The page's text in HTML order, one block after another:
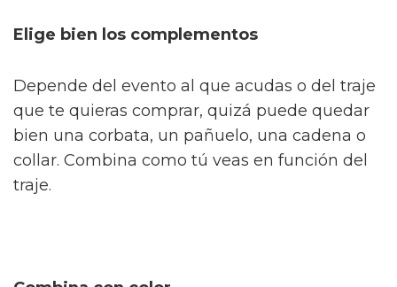
Elige bien los complementos
Depende del evento al que acudas o del traje
que te quieras comprar, quizá puede quedar
bien una corbata, un pañuelo, una cadena o
collar. Combina como tú veas en función del
traje.